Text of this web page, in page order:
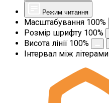
Режим читання
Масштабування 100%
Розмір шрифту 100%
Висота лінії 100%
Інтервал між літерами